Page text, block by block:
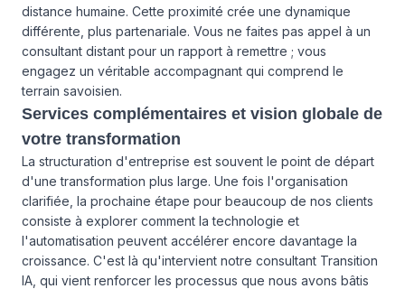
distance humaine. Cette proximité crée une dynamique
différente, plus partenariale. Vous ne faites pas appel à un
consultant distant pour un rapport à remettre ; vous
engagez un véritable accompagnant qui comprend le
terrain savoisien.
Services complémentaires et vision globale de
votre transformation
La structuration d'entreprise est souvent le point de départ
d'une transformation plus large. Une fois l'organisation
clarifiée, la prochaine étape pour beaucoup de nos clients
consiste à explorer comment la technologie et
l'automatisation peuvent accélérer encore davantage la
croissance. C'est là qu'intervient notre consultant Transition
IA , qui vient renforcer les processus que nous avons bâtis